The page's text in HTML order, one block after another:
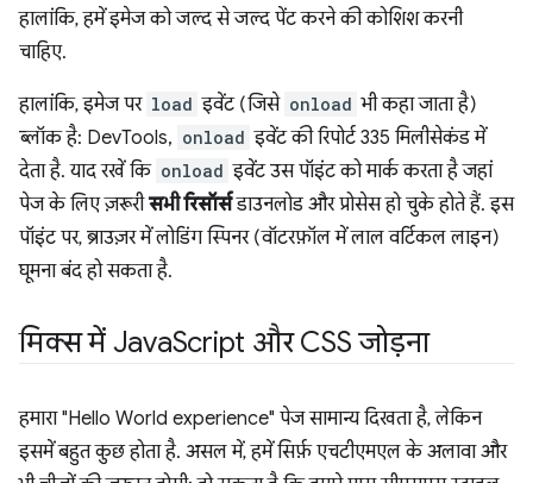
हालांकि, हमें इमेज को जल्द से जल्द पेंट करने की कोशिश करनी
चाहिए.
हालांकि, इमेज पर load इवेंट (जिसे onload भी कहा जाता है)
ब्लॉक है: DevTools, onload इवेंट की रिपोर्ट 335 मिलीसेकंड में
देता है. याद रखें कि onload इवेंट उस पॉइंट को मार्क करता है जहां
पेज के लिए ज़रूरीसभी रिसॉर्सडाउनलोड और प्रोसेस हो चुके होते हैं. इस
पॉइंट पर, ब्राउज़र में लोडिंग स्पिनर (वॉटरफ़ॉल में लाल वर्टिकल लाइन)
घूमना बंद हो सकता है.
मिक्स में JavaScript और CSS जोड़ना
हमारा "Hello World experience" पेज सामान्य दिखता है, लेकिन
इसमें बहुत कुछ होता है. असल में, हमें सिर्फ़ एचटीएमएल के अलावा और